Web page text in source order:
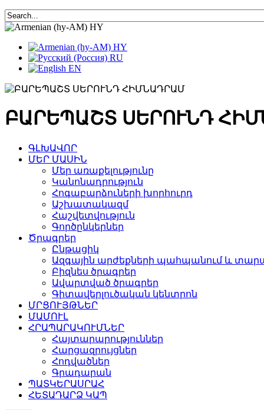
HY
HY
RU
EN
ԲԱՐԵՊԱՇՏ ՍԵՐՈՒՆԴ
ԳԼԽԱՎՈՐ
ՄԵՐ ՄԱՍԻՆ
Մեր առաքելությունը
Կանոնադրություն
Հոգաբարձուների խորհուրդ
Աշխատակազմ
Հաշվետվություն
Գործընկերներ
Ծրագրեր
Ընթացիկ
Ազգային արժեքների պահպանում և
Բիզնես ծրագրեր
Ավարտված ծրագրեր
Գիտավերլուծական կենտրոն
ՄՐՑՈՒՅԹՆԵՐ
ՄԱՄՈՒԼ
ՀՐԱՊԱՐԱԿՈՒՄՆԵՐ
Հայտարարություններ
Հարցազրույցներ
Հոդվածներ
Գրադարան
ՊԱՏԿԵՐԱՍՐԱՀ
ՀԵՏԱԴԱՐՁ ԿԱՊ